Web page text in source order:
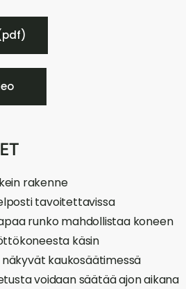
rakenne
tavoitettavissa
runko mahdollistaa koneen
käsin
kaukosäätimessä
voidaan säätää ajon aikana